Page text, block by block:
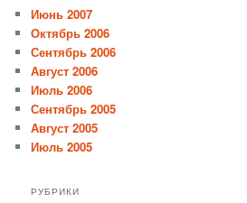
Июнь 2007
Октябрь 2006
Сентябрь 2006
Август 2006
Июль 2006
Сентябрь 2005
Август 2005
Июль 2005
РУБРИКИ